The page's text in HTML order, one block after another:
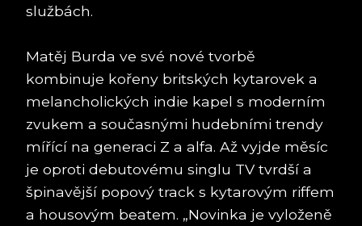
službách.
Matěj Burda ve své nové tvorbě
kombinuje kořeny britských kytarovek a
melancholických indie kapel s moderním
zvukem a současnými hudebními trendy
mířící na generaci Z a alfa. Až vyjde měsíc
je oproti debutovému singlu TV tvrdší a
špinavější popový track s kytarovým riffem
a housovým beatem. „Novinka je vyloženě